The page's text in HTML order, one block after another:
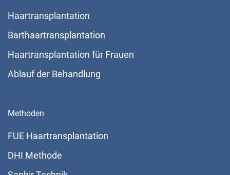
Haartransplantation
Barthaartransplantation
Haartransplantation für Frauen
Ablauf der Behandlung
Methoden
FUE Haartransplantation
DHI Methode